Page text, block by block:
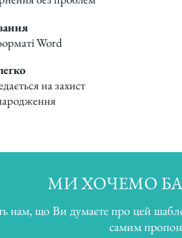
Word
на захист
МИ ХОЧЕМО
нам, що Ви думаєте про цей
самим